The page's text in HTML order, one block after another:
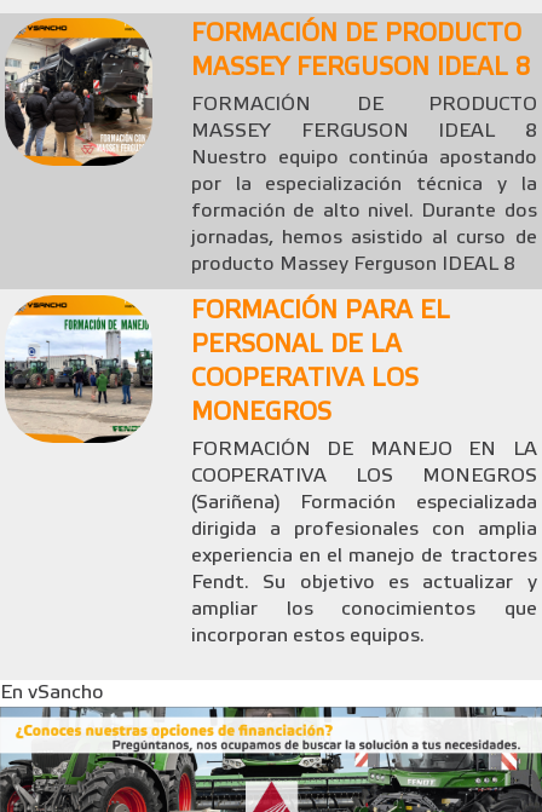
FORMACIÓN DE PRODUCTO
MASSEY FERGUSON IDEAL 8
FORMACIÓN DE PRODUCTO
MASSEY FERGUSON IDEAL 8
Nuestro equipo continúa apostando
por la especialización técnica y la
formación de alto nivel. Durante dos
jornadas, hemos asistido al curso de
producto Massey Ferguson IDEAL 8
FORMACIÓN PARA EL
PERSONAL DE LA
COOPERATIVA LOS
MONEGROS
FORMACIÓN DE MANEJO EN LA
COOPERATIVA LOS MONEGROS
(Sariñena) Formación especializada
dirigida a profesionales con amplia
experiencia en el manejo de tractores
Fendt. Su objetivo es actualizar y
ampliar los conocimientos que
incorporan estos equipos.
En vSancho